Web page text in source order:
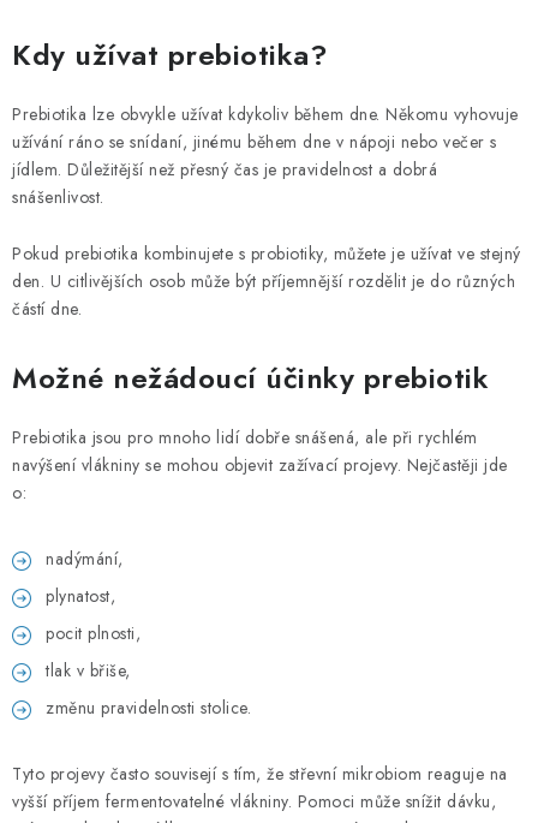
Kdy užívat prebiotika?
Prebiotika lze obvykle užívat kdykoliv během dne. Někomu vyhovuje
užívání ráno se snídaní, jinému během dne v nápoji nebo večer s
jídlem. Důležitější než přesný čas je pravidelnost a dobrá
snášenlivost.
Pokud prebiotika kombinujete s probiotiky, můžete je užívat ve stejný
den. U citlivějších osob může být příjemnější rozdělit je do různých
částí dne.
Možné nežádoucí účinky prebiotik
Prebiotika jsou pro mnoho lidí dobře snášená, ale při rychlém
navýšení vlákniny se mohou objevit zažívací projevy. Nejčastěji jde
o:
nadýmání,
plynatost,
pocit plnosti,
tlak v břiše,
změnu pravidelnosti stolice.
Tyto projevy často souvisejí s tím, že střevní mikrobiom reaguje na
vyšší příjem fermentovatelné vlákniny. Pomoci může snížit dávku,